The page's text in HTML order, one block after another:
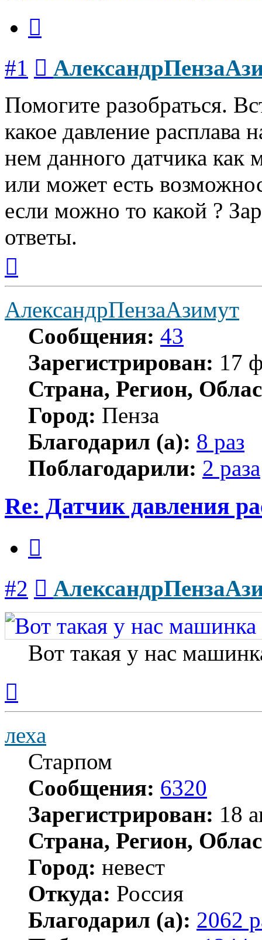
#1
Помогите разобраться.
какое давление расплава
нем данного датчика как
или может есть
если можно то какой ?
ответы.
началу
АлександрПензаАзимут
Сообщения: 43
Зарегистрирован: 17
Страна, Регион,
Город: Пенза
Благодарил (а): 8 раз
Поблагодарили: 2 раза
Re: Датчик давления
#2
Вот такая у нас
началу
леха
Старпом
Сообщения: 6320
Зарегистрирован: 18
Страна, Регион,
Город: невест
Откуда: Россия
Благодарил (а): 2062